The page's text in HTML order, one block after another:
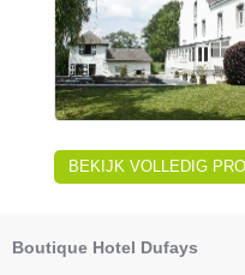
BEKIJK VOLLEDIG
Boutique Hotel Dufays